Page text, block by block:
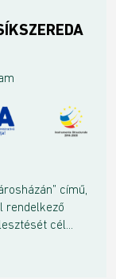
című,
rendelkező
cél...